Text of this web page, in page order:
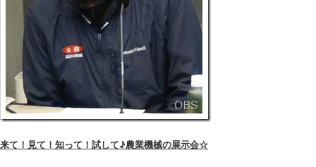
来て！見て！知って！試して♪農業機械の展示会☆